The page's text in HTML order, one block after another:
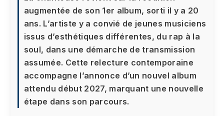
augmentée de son 1er album, sorti il y a 20
ans. L’artiste y a convié de jeunes musiciens
issus d’esthétiques différentes, du rap à la
soul, dans une démarche de transmission
assumée. Cette relecture contemporaine
accompagne l’annonce d’un nouvel album
attendu début 2027, marquant une nouvelle
étape dans son parcours.